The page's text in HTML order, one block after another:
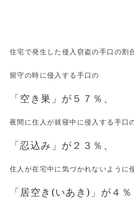
住宅で発生した侵入窃盗の手口の割
留守の時に侵入する手口の
「空き巣」が５７％、
夜間に住人が就寝中に侵入する手口
「忍込み」が２３％、
住人が在宅中に気づかれないように
「居空き(いあき)」が４％